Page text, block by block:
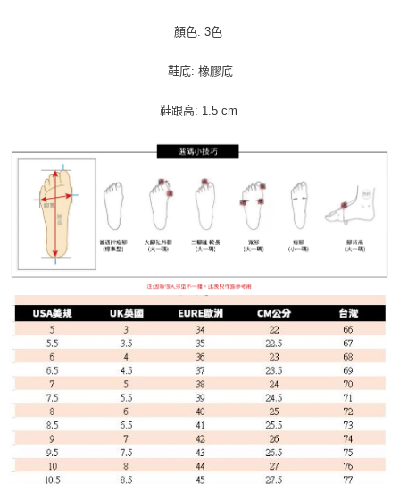
顏色: 3色
鞋底: 橡膠底
鞋跟高: 1.5 cm